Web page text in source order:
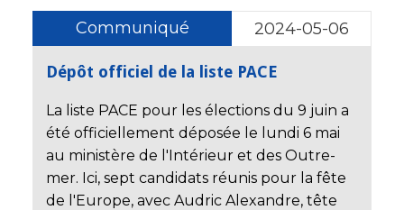
Communiqué 2024-05-06
Dépôt officiel de la liste PACE
La liste PACE pour les élections du 9 juin a
été officiellement déposée le lundi 6 mai
au ministère de l'Intérieur et des Outre-
mer. Ici, sept candidats réunis pour la fête
de l'Europe, avec Audric Alexandre, tête